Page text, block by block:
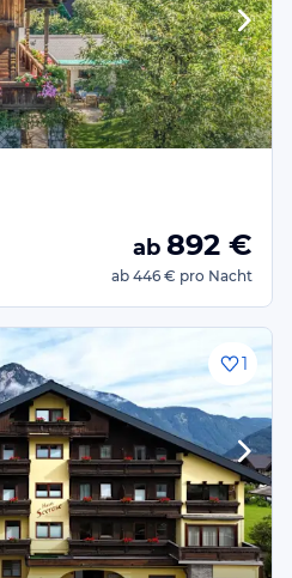
ab 892 €
ab 446 € pro Nacht
1